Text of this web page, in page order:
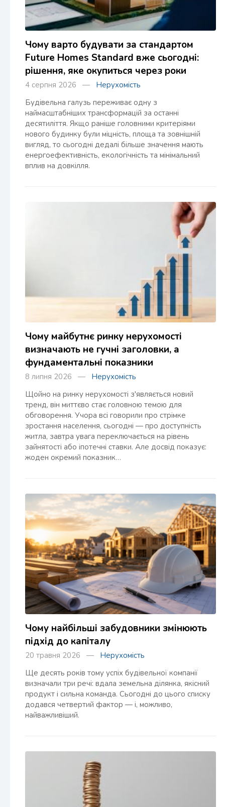
Чому варто будувати за стандартом
Future Homes Standard вже сьогодні:
рішення, яке окупиться через роки
4 серпня 2026 — Нерухомість
Будівельна галузь переживає одну з
наймасштабніших трансформацій за останні
десятиліття. Якщо раніше головними критеріями
нового будинку були міцність, площа та зовнішній
вигляд, то сьогодні дедалі більше значення мають
енергоефективність, екологічність та мінімальний
вплив на довкілля.
Чому майбутнє ринку нерухомості
визначають не гучні заголовки, а
фундаментальні показники
8 липня 2026 — Нерухомість
Щойно на ринку нерухомості з'являється новий
тренд, він миттєво стає головною темою для
обговорення. Учора всі говорили про стрімке
зростання населення, сьогодні — про доступність
житла, завтра увага переключається на рівень
зайнятості або іпотечні ставки. Але досвід показує:
жоден окремий показник…
Чому найбільші забудовники змінюють
підхід до капіталу
20 травня 2026 — Нерухомість
Ще десять років тому успіх будівельної компанії
визначали три речі: вдала земельна ділянка, якісний
продукт і сильна команда. Сьогодні до цього списку
додався четвертий фактор — і, можливо,
найважливіший.